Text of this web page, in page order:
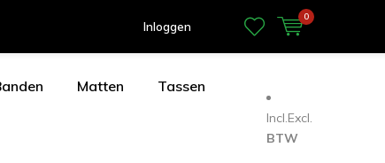
Inloggen
0
Matten Tassen
Incl.Excl.
BTW